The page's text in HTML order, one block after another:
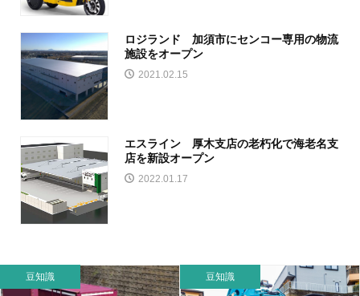
ロジランド 加須市にセンコー専用の物流
施設をオープン
2021.02.15
エスライン 厚木支店の老朽化で海老名支
店を新設オープン
2022.01.17
豆知識 豆知識